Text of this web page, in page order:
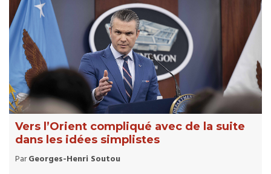
Vers l’Orient compliqué avec de la suite
dans les idées simplistes
ParGeorges-Henri Soutou